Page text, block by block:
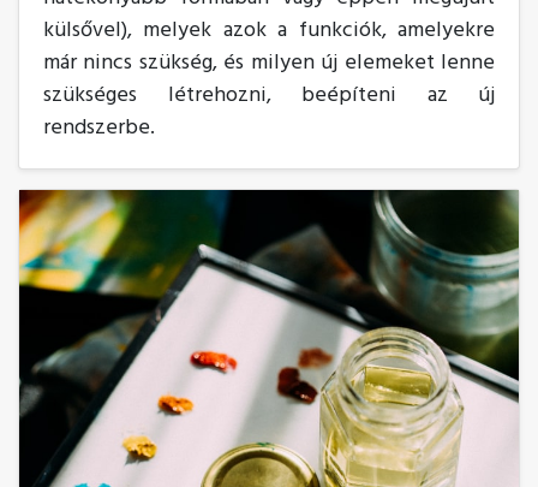
külsővel), melyek azok a funkciók, amelyekre
már nincs szükség, és milyen új elemeket lenne
szükséges létrehozni, beépíteni az új
rendszerbe.